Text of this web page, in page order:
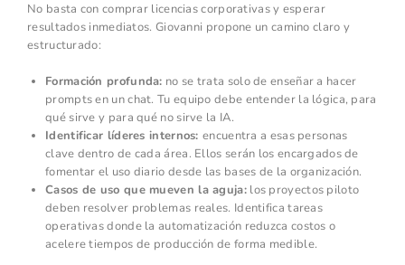
No basta con comprar licencias corporativas y esperar
resultados inmediatos. Giovanni propone un camino claro y
estructurado:
Formación profunda: no se trata solo de enseñar a hacer
prompts en un chat. Tu equipo debe entender la lógica, para
qué sirve y para qué no sirve la IA.
Identificar líderes internos: encuentra a esas personas
clave dentro de cada área. Ellos serán los encargados de
fomentar el uso diario desde las bases de la organización.
Casos de uso que mueven la aguja:los proyectos piloto
deben resolver problemas reales. Identifica tareas
operativas donde la automatización reduzca costos o
acelere tiempos de producción de forma medible.